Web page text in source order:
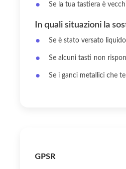
Se la tua tastiera è
In quali situazioni la
Se è stato versato
Se alcuni tasti non
Se i ganci metallici che
GPSR